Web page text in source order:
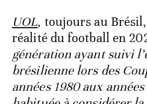
UOL, toujours au
réalité du football en
génération ayant suivi
brésilienne lors des
années 1980 aux